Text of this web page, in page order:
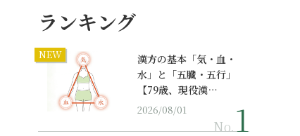
ランキング
NEW
漢方の基本「気・血・
水」と「五臓・五行」
【79歳、現役漢…
2026/08/01
No.